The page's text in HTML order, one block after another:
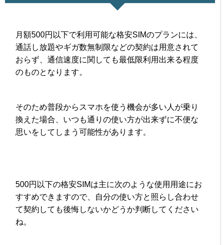
月額500円以下で利用可能な格安SIMのプランには、
通話し放題やギガ数無制限などの契約は用意されて
おらず、通信速度に関しても最低限利用出来る程度
のものとなります。
そのため普段からスマホを使う機会が多い人が乗り
換えた場合、いつも通りの使い方が出来ずに不便な
思いをしてしまう可能性があります。
500円以下の格安SIMは主に次のような使用用途にお
すすめできますので、自分の使い方と照らし合わせ
て契約しても後悔しないかどうか判断してください
ね。